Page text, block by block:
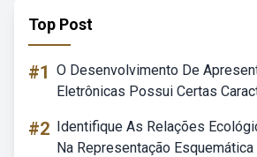
Top Post
#1 O Desenvolvimento De
Eletrônicas Possui Certas
#2 Identifique As Relações
Na Representação Esquemática